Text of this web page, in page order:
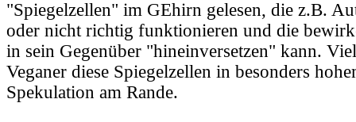
"Spiegelzellen" im GEhirn gelesen, die z.B.
oder nicht richtig funktionieren und die
in sein Gegenüber "hineinversetzen" kann.
Veganer diese Spiegelzellen in besonders
Spekulation am Rande.